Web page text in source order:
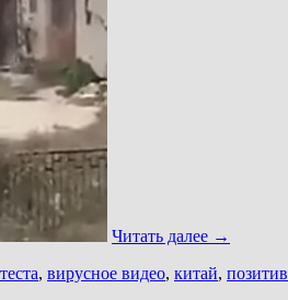
Читать далее →
, вирусное видео, китай, позитив